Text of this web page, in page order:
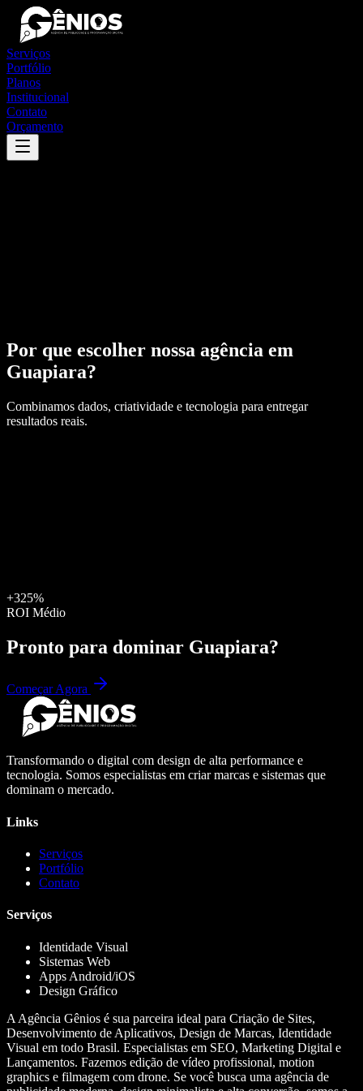
Serviços
Portfólio
Planos
Institucional
Contato
Orçamento
Por que escolher nossa agência em
Guapiara?
Combinamos dados, criatividade e tecnologia para entregar
resultados reais.
+325%
ROI Médio
Pronto para dominar Guapiara?
Começar Agora
Transformando o digital com design de alta performance e
tecnologia. Somos especialistas em criar marcas e sistemas que
dominam o mercado.
Links
Serviços
Portfólio
Contato
Serviços
Identidade Visual
Sistemas Web
Apps Android/iOS
Design Gráfico
A Agência Gênios é sua parceira ideal para Criação de Sites,
Desenvolvimento de Aplicativos, Design de Marcas, Identidade
Visual em todo Brasil. Especialistas em SEO, Marketing Digital e
Lançamentos. Fazemos edição de vídeo profissional, motion
graphics e filmagem com drone. Se você busca uma agência de